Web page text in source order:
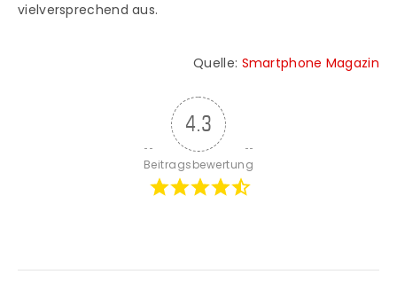
vielversprechend aus.
Quelle: Smartphone Magazin
4.3
Beitragsbewertung